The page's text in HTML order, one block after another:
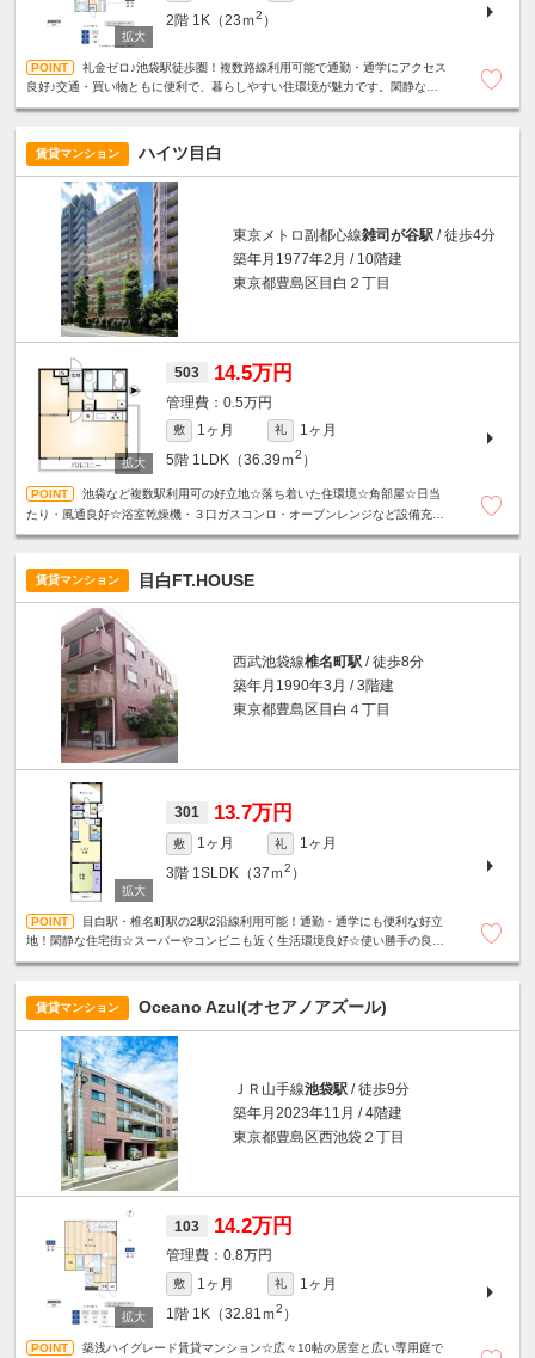
2階 1K（23ｍ2 ）
礼金ゼロ♪池袋駅徒歩圏！複数路線利用可能で通勤・通学にアクセス
良好♪交通・買い物ともに便利で、暮らしやすい住環境が魅力です。閑静な住
賃貸マンション ハイツ目白
東京メトロ副都心線雑司が谷駅 / 徒歩4分
築年月1977年2月 / 10階建
東京都豊島区目白２丁目
503 14.5万円
0.5万円
敷 1ヶ月 礼
1ヶ月
5階 1LDK（36.39ｍ2 ）
池袋など複数駅利用可の好立地☆落ち着いた住環境☆角部屋☆日当
たり・風通良好☆浴室乾燥機・３口ガスコンロ・オーブンレンジなど設備充実
賃貸マンション 目白FT.HOUSE
西武池袋線椎名町駅 / 徒歩8分
築年月1990年3月 / 3階建
東京都豊島区目白４丁目
301 13.7万円
敷 1ヶ月 礼
1ヶ月
3階 1SLDK（37ｍ2 ）
目白駅・椎名町駅の2駅2沿線利用可能！通勤・通学にも便利な好立
地！閑静な住宅街☆スーパーやコンビニも近く生活環境良好☆使い勝手の良い
賃貸マンション Oceano Azul(オセアノアズール)
ＪＲ山手線池袋駅 / 徒歩9分
築年月2023年11月 / 4階建
東京都豊島区西池袋２丁目
103 14.2万円
0.8万円
敷 1ヶ月 礼
1ヶ月
1階 1K（32.81ｍ2 ）
築浅ハイグレード賃貸マンション☆広々10帖の居室と広い専用庭で